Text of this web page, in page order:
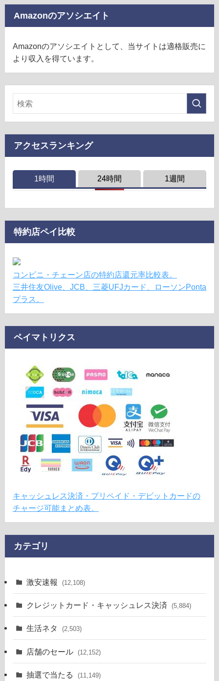
Amazonのアソシエイト
Amazonのアソシエイトとして、当サイトは適格販売に
より収入を得ています。
アクセスランキング
1時間 24時間 1週間
特約店ペイ比較
コンビニ・チェーン店の特約店還元率比較表。
三井住友Olive、JCB、三菱UFJカード、ローソンPonta
プラス。
ペイマトリクス
キャッシュレス決済・プリペイド・デビットカードの
チャージ可能まとめ表。
カテゴリ
激安速報 (12,108)
クレジットカード・キャッシュレス決済 (5,884)
生活ネタ (2,503)
店舗のセール (12,152)
抽選で当たる (11,149)